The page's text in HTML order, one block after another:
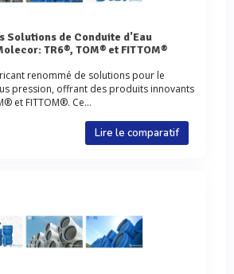
TR6®, TOM® et FITTOM®
renommé de solutions pour le
pression, offrant des produits innovants
et FITTOM®. Ce...
Lire le comparatif